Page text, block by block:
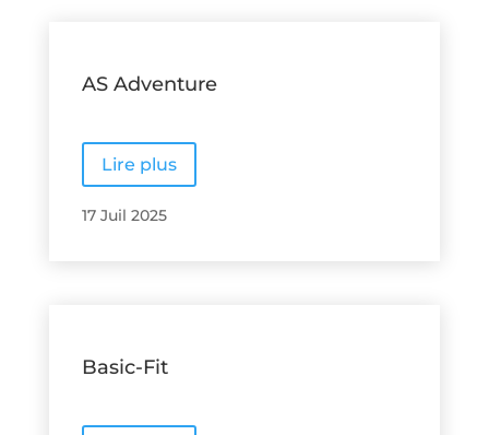
AS Adventure
Lire plus
17 Juil 2025
Basic-Fit